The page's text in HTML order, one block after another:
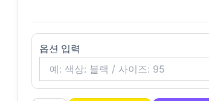
옵션 입력